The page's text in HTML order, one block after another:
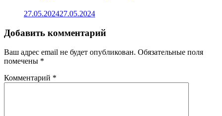
27.05.202427.05.2024
Добавить комментарий
Ваш адрес email не будет опубликован. Обязательные поля
помечены *
Комментарий *